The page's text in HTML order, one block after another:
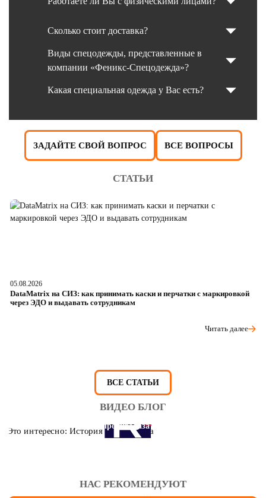
Сколько стоит доставка?
Виды спецодежды, представленные в
компании «Феникс-Спецодежда»?
Какая специальная одежда у Вас есть?
ЗАДАЙТЕ СВОЙ ВОПРОС ВСЕ ВОПРОСЫ
СТАТЬИ
05.08.2026
DataMatrix на СИЗ: как принимать каски и перчатки с маркировкой
через ЭДО и выдавать сотрудникам
Читать далее
ВСЕ СТАТЬИ
ВИДЕО БЛОГ
Это интересно: История противогаза
НАС РЕКОМЕНДУЮТ